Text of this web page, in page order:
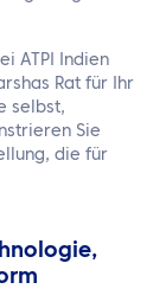
ATPI Indien
Rat für Ihr
selbst,
Sie
die für